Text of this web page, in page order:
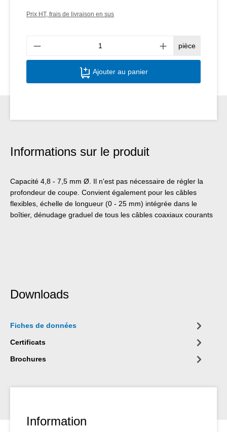
Prix HT, frais de livraison en sus
pièce
Ajouter au panier
Informations sur le produit
Capacité 4,8 - 7,5 mm Ø. Il n'est pas nécessaire de régler la
profondeur de coupe. Convient également pour les câbles
flexibles, échelle de longueur (0 - 25 mm) intégrée dans le
boîtier, dénudage graduel de tous les câbles coaxiaux courants
Downloads
Fiches de données
Certificats
Brochures
Information